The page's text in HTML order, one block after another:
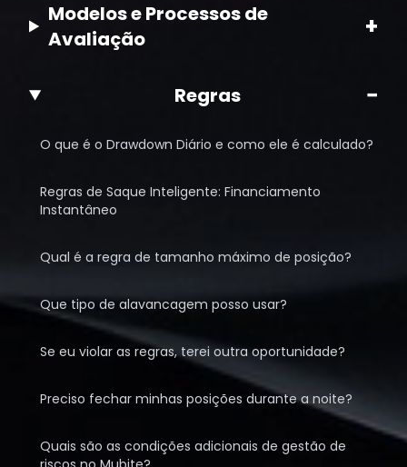
Modelos e Processos de
Avaliação
+
Regras −
O que é o Drawdown Diário e como ele é calculado?
Regras de Saque Inteligente: Financiamento
Instantâneo
Qual é a regra de tamanho máximo de posição?
Que tipo de alavancagem posso usar?
Se eu violar as regras, terei outra oportunidade?
Preciso fechar minhas posições durante a noite?
Quais são as condições adicionais de gestão de